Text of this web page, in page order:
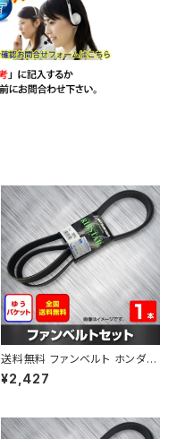
送料無料 ファンベルト ホンダ ラ
イフ 型式JB6 H15.09～H20.1
1 （国内トップメーカー） 1本 HA
¥2,427